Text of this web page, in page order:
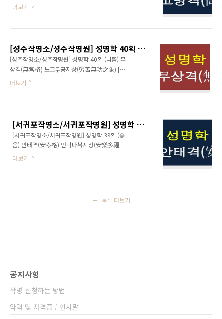
좌절감만 커진다. 이 격(格)의 이름자를 가진 사
의 일에 마음을 집중하여 초지일관하는 신념과
약으로 인한 고난과 횡액등도 경감될 뿐만 아니
라 큰 성..
대공격(大功格), 건전운(健全運), 고명운(高名
다. 세상의 만상을 통찰하는 안목이 깊고, 신중한
처세와 이른 도모하는 담력이 있어서 만인이 우
러러 보는 가운데 중생구제의 대업도 능히 완수
할 능력이 발현된다. 즉, 만인의 스승격으로 훌륭
한 가운데 용모가 수려하여 따르는 여자가 많게
할 것이다. 한 점의 티끌로 인해 고명한 생애 전
체가 일..
더보기
[성주작명소/성주작명원] 성명학 40획 (나쁨) 무상격(無常格) 노고무공지상(勞苦無功之象)
[성주작명소/성주작명원] 성명학 40획 (나쁨) 무
상격(無常格) 노고무공지상(勞苦無功之象) [
변화격(變化格), 허망운(虛妄運), 파란운(波瀾
패가망신하는 일도 있게 된다. 명철한 두뇌와 재
간, 남다른 호기심이나 모험심에 바탕을 둔 투기
심리를 절제하고 그 재능과 노력을 대업성취를
위한 일에 투자한다면, 인격의 수양을 바탕으로
또한 주위 사람들과의 인화에도 신경을 써서 선
도움의 손길이 나타나 넘길 수 있을 것이다. 허황
된 심리와 ..
더보기
[서귀포작명소/서귀포작명원] 성명학 39획 (좋음) 안태격(安泰格) 안락다복지상(安樂多福之象)
[서귀포작명소/서귀포작명원] 성명학 39획 (좋
음) 안태격(安泰格) 안락다복지상(安樂多福之
象) [ 장성격(將星格), 영화운(榮華運), 부영운
장되어있는 격(格)이다. 관직으로 나가면 최고위
더보기
목록 더보기
공지사항
작명 신청하는 방법
약력 및 자격증 / 인사말